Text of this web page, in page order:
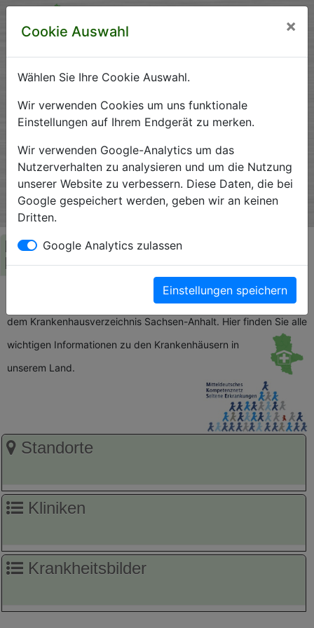
Krankenhausverzeichnis
Sachsen-Anhalt
Ein Service der Krankenhausgesellschaft Sachsen-Anhalt
e.V.
Herzlich Willkommen auf den Seiten der
Krankenhäuser Sachsen-Anhalts
Die Krankenhausgesellschaft Sachsen-Anhalt begrüßt Sie auf
dem Krankenhausverzeichnis Sachsen-Anhalt. Hier finden Sie alle
wichtigen Informationen zu den Krankenhäusern in
unserem Land.
Standorte
Kliniken
Krankheitsbilder
Cookie Auswahl ×
Wählen Sie Ihre Cookie Auswahl.
Wir verwenden Cookies um uns funktionale
Einstellungen auf Ihrem Endgerät zu merken.
Wir verwenden Google-Analytics um das
Nutzerverhalten zu analysieren und um die Nutzung
unserer Website zu verbessern. Diese Daten, die bei
Google gespeichert werden, geben wir an keinen
Dritten.
Google Analytics zulassen
Einstellungen speichern